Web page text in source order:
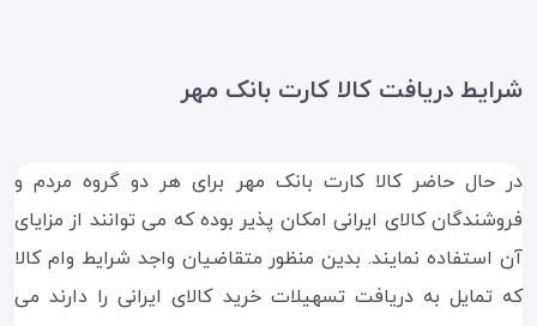
شرایط دریافت کالا کارت بانک مهر
در حال حاضر کالا کارت بانک مهر برای هر دو گروه مردم و
فروشندگان کالای ایرانی امکان پذیر بوده که می توانند از مزایای
آن استفاده نمایند. بدین منظور متقاضیان واجد شرایط وام کالا
که تمایل به دریافت تسهیلات خرید کالای ایرانی را دارند می